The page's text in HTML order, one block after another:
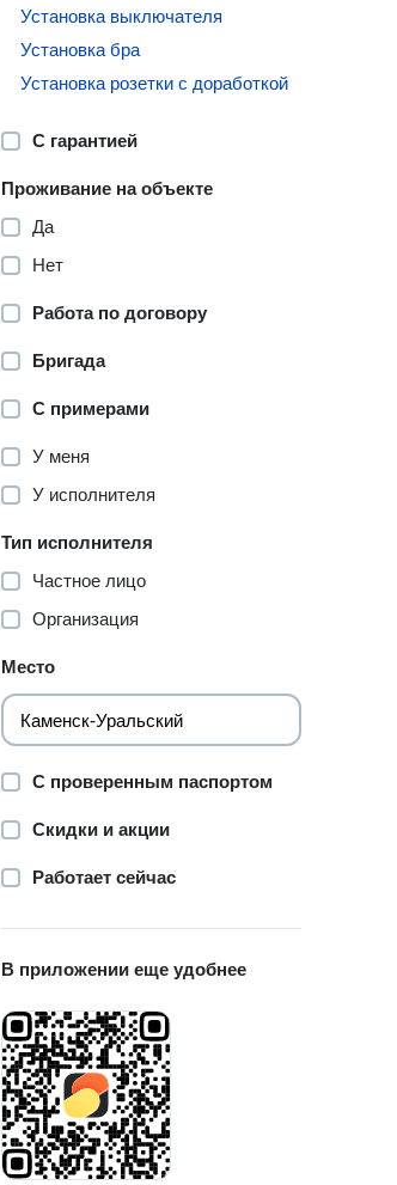
Установка выключателя
Установка бра
Установка розетки с доработкой
С гарантией
Проживание на объекте
Да
Нет
Работа по договору
Бригада
С примерами
У меня
У исполнителя
Тип исполнителя
Частное лицо
Организация
Место
С проверенным паспортом
Скидки и акции
Работает сейчас
В приложении еще удобнее